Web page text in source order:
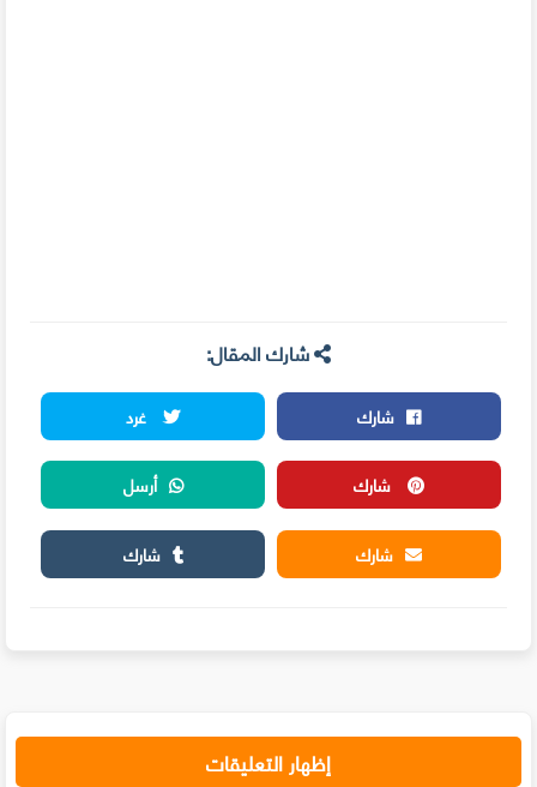
شارك المقال:
شارك
غرد
شارك
أرسل
شارك
شارك
إظهار التعليقات